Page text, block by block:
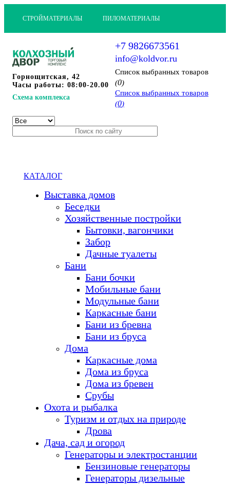
СТРОЙМАТЕРИАЛЫ ПИЛОМАТЕРИАЛЫ
Горнощитская, 42
Часы работы: 08:00-20.00
Схема комплекса
+7 9826673561
info@koldvor.ru
Cписок выбранных товаров
(0)
Cписок выбранных товаров
(0)
КАТАЛОГ
Выставка домов
Беседки
Хозяйственные постройки
Бытовки, вагончики
Забор
Дачные туалеты
Бани
Бани бочки
Мобильные бани
Модульные бани
Каркасные бани
Бани из бревна
Бани из бруса
Дома
Каркасные дома
Дома из бруса
Дома из бревен
Срубы
Охота и рыбалка
Туризм и отдых на природе
Дрова
Дача, сад и огород
Генераторы и электростанции
Бензиновые генераторы
Генераторы дизельные